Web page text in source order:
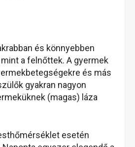
és könnyebben
a felnőttek. A gyermek
és más
gyakran nagyon
(magas) láza
esetén